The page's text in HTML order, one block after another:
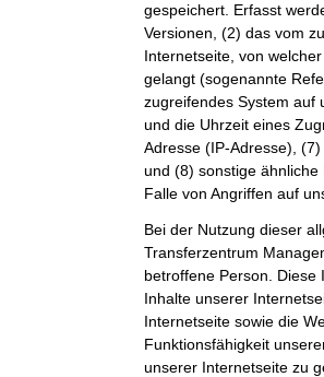
gespeichert. Erfasst
Versionen, (2) das vom
Internetseite, von
gelangt (sogenannte
zugreifendes System auf
und die Uhrzeit eines
Adresse (IP-Adresse),
und (8) sonstige
Falle von Angriffen auf
Bei der Nutzung dieser
Transferzentrum
betroffene Person.
Inhalte unserer
Internetseite sowie die
Funktionsfähigkeit
unserer Internetseite zu